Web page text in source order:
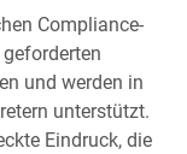
Compliance-
und werden in
unterstützt.
Eindruck, die